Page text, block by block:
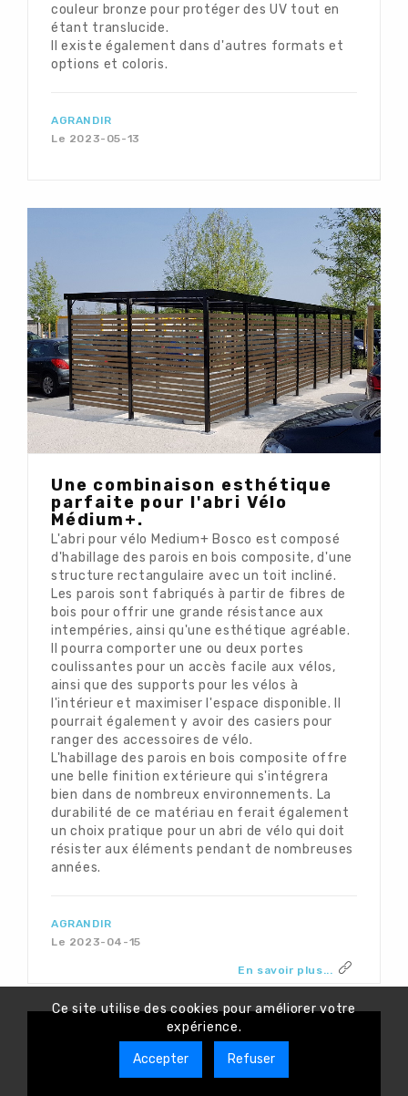
Ce site utilise des cookies pour améliorer votre
expérience.
Accepter Refuser
couleur bronze pour protéger des UV tout en
étant translucide.
Il existe également dans d'autres formats et
options et coloris.
AGRANDIR
Le 2023-05-13
Une combinaison esthétique
parfaite pour l'abri Vélo
Médium+.
L'abri pour vélo Medium+ Bosco est composé
d'habillage des parois en bois composite, d'une
structure rectangulaire avec un toit incliné.
Les parois sont fabriqués à partir de fibres de
bois pour offrir une grande résistance aux
intempéries, ainsi qu'une esthétique agréable.
Il pourra comporter une ou deux portes
coulissantes pour un accès facile aux vélos,
ainsi que des supports pour les vélos à
l'intérieur et maximiser l'espace disponible. Il
pourrait également y avoir des casiers pour
ranger des accessoires de vélo.
L'habillage des parois en bois composite offre
une belle finition extérieure qui s'intégrera
bien dans de nombreux environnements. La
durabilité de ce matériau en ferait également
un choix pratique pour un abri de vélo qui doit
résister aux éléments pendant de nombreuses
années.
AGRANDIR
Le 2023-04-15
En savoir plus...